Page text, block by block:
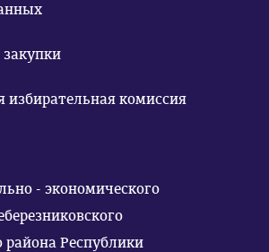
избирательная комиссия
- экономического
Республики